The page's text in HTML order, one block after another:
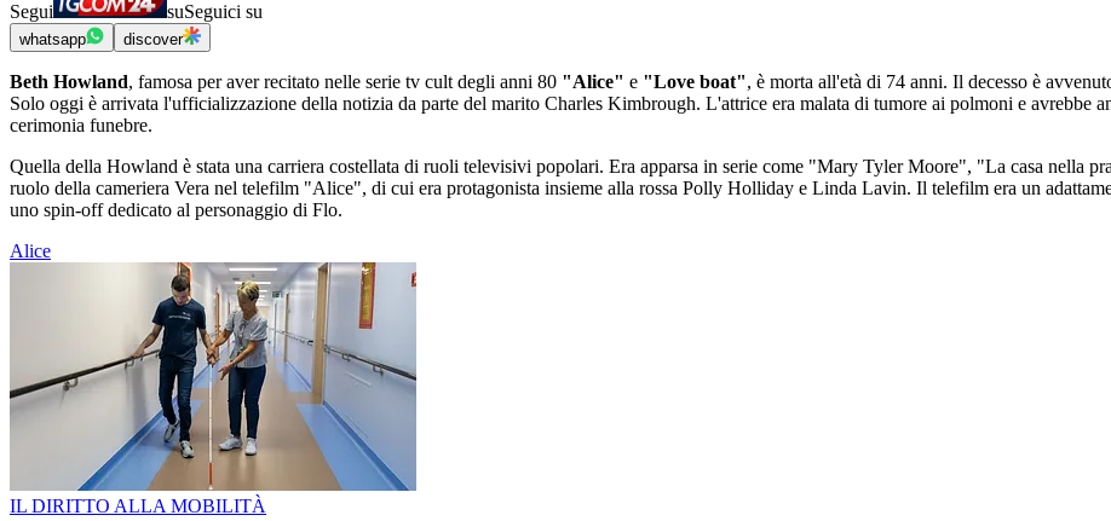
Segui suSeguici su
whatsapp discover
Beth Howland, famosa per aver recitato nelle serie tv cult degli anni 80 "Alice" e "Love boat", è morta all'età di 74 anni. Il decesso è
Solo oggi è arrivata l'ufficializzazione della notizia da parte del marito Charles Kimbrough. L'attrice era malata di tumore ai polmoni e avrebbe
cerimonia funebre.
Quella della Howland è stata una carriera costellata di ruoli televisivi popolari. Era apparsa in serie come "Mary Tyler Moore", "La casa nella
ruolo della cameriera Vera nel telefilm "Alice", di cui era protagonista insieme alla rossa Polly Holliday e Linda Lavin. Il telefilm era un
uno spin-off dedicato al personaggio di Flo.
Alice
IL DIRITTO ALLA MOBILITÀ